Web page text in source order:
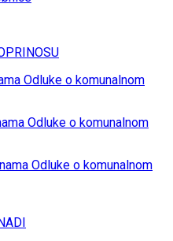
Odluke o komunalnom
Odluke o komunalnom
Odluke o komunalnom